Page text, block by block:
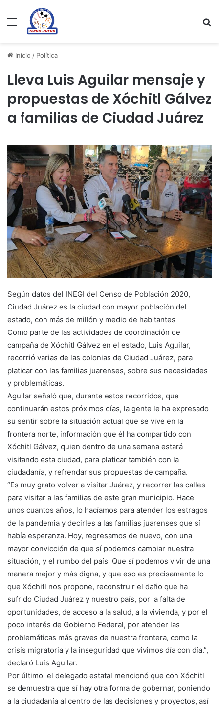
Menu
Inicio / Política
Lleva Luis Aguilar mensaje y
propuestas de Xóchitl Gálvez
a familias de Ciudad Juárez
Según datos del INEGI del Censo de Población 2020,
Ciudad Juárez es la ciudad con mayor población del
estado, con más de millón y medio de habitantes
Como parte de las actividades de coordinación de
campaña de Xóchitl Gálvez en el estado, Luis Aguilar,
recorrió varias de las colonias de Ciudad Juárez, para
platicar con las familias juarenses, sobre sus necesidades
y problemáticas.
Aguilar señaló que, durante estos recorridos, que
continuarán estos próximos días, la gente le ha expresado
su sentir sobre la situación actual que se vive en la
frontera norte, información que él ha compartido con
Xóchitl Gálvez, quien dentro de una semana estará
visitando esta ciudad, para platicar también con la
ciudadanía, y refrendar sus propuestas de campaña.
“Es muy grato volver a visitar Juárez, y recorrer las calles
para visitar a las familias de este gran municipio. Hace
unos cuantos años, lo hacíamos para atender los estragos
de la pandemia y decirles a las familias juarenses que sí
había esperanza. Hoy, regresamos de nuevo, con una
mayor convicción de que sí podemos cambiar nuestra
situación, y el rumbo del país. Que sí podemos vivir de una
manera mejor y más digna, y que eso es precisamente lo
que Xóchitl nos propone, reconstruir el daño que ha
sufrido Ciudad Juárez y nuestro país, por la falta de
oportunidades, de acceso a la salud, a la vivienda, y por el
poco interés de Gobierno Federal, por atender las
problemáticas más graves de nuestra frontera, como la
crisis migratoria y la inseguridad que vivimos día con día.”,
declaró Luis Aguilar.
Por último, el delegado estatal mencionó que con Xóchitl
se demuestra que sí hay otra forma de gobernar, poniendo
a la ciudadanía al centro de las decisiones y proyectos, así